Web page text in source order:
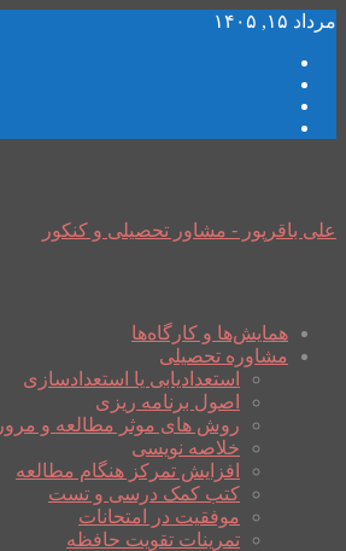
مرداد ۱۵, ۱۴۰۵
علی باقرپور - مشاور تحصیلی و کنکور
همایش‌ها و کارگاه‌ها
مشاوره تحصیلی
استعدادیابی یا استعدادسازی
اصول برنامه ریزی
روش های موثر مطالعه و مرور
خلاصه نویسی
افزایش تمرکز هنگام مطالعه
کتب کمک درسی و تست
موفقیت در امتحانات
تمرینات تقویت حافظه